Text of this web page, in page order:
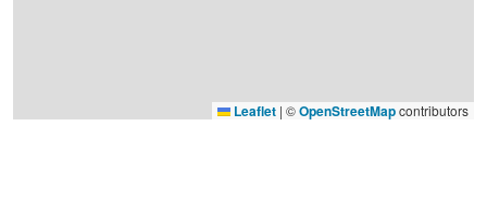
Leaflet | ©OpenStreetMapcontributors